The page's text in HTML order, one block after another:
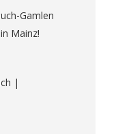
Gamlen
Mainz!
|